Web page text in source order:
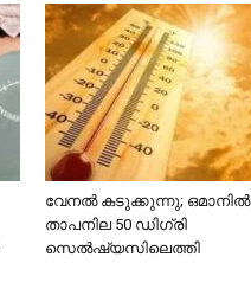
വേനൽ കടുക്കുന്നു; ഒമാനിൽ
താപനില 50 ഡിഗ്രി
സെൽഷ്യസിലെത്തി